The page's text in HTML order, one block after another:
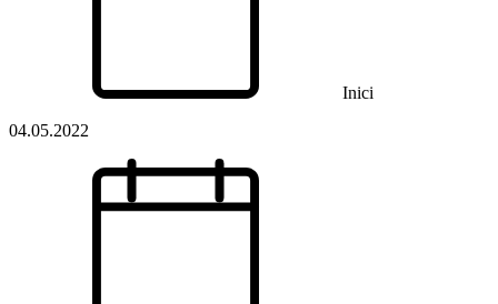
Inici
04.05.2022